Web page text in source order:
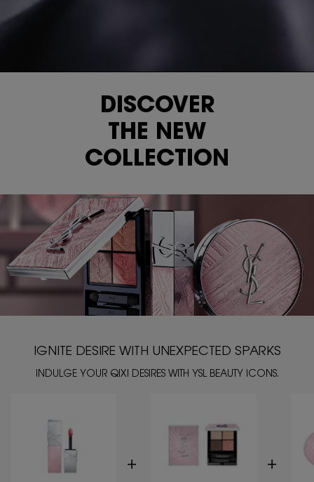
DISCOVER
THE NEW
COLLECTION
IGNITE DESIRE WITH UNEXPECTED SPARKS
INDULGE YOUR QIXI DESIRES WITH YSL BEAUTY ICONS.